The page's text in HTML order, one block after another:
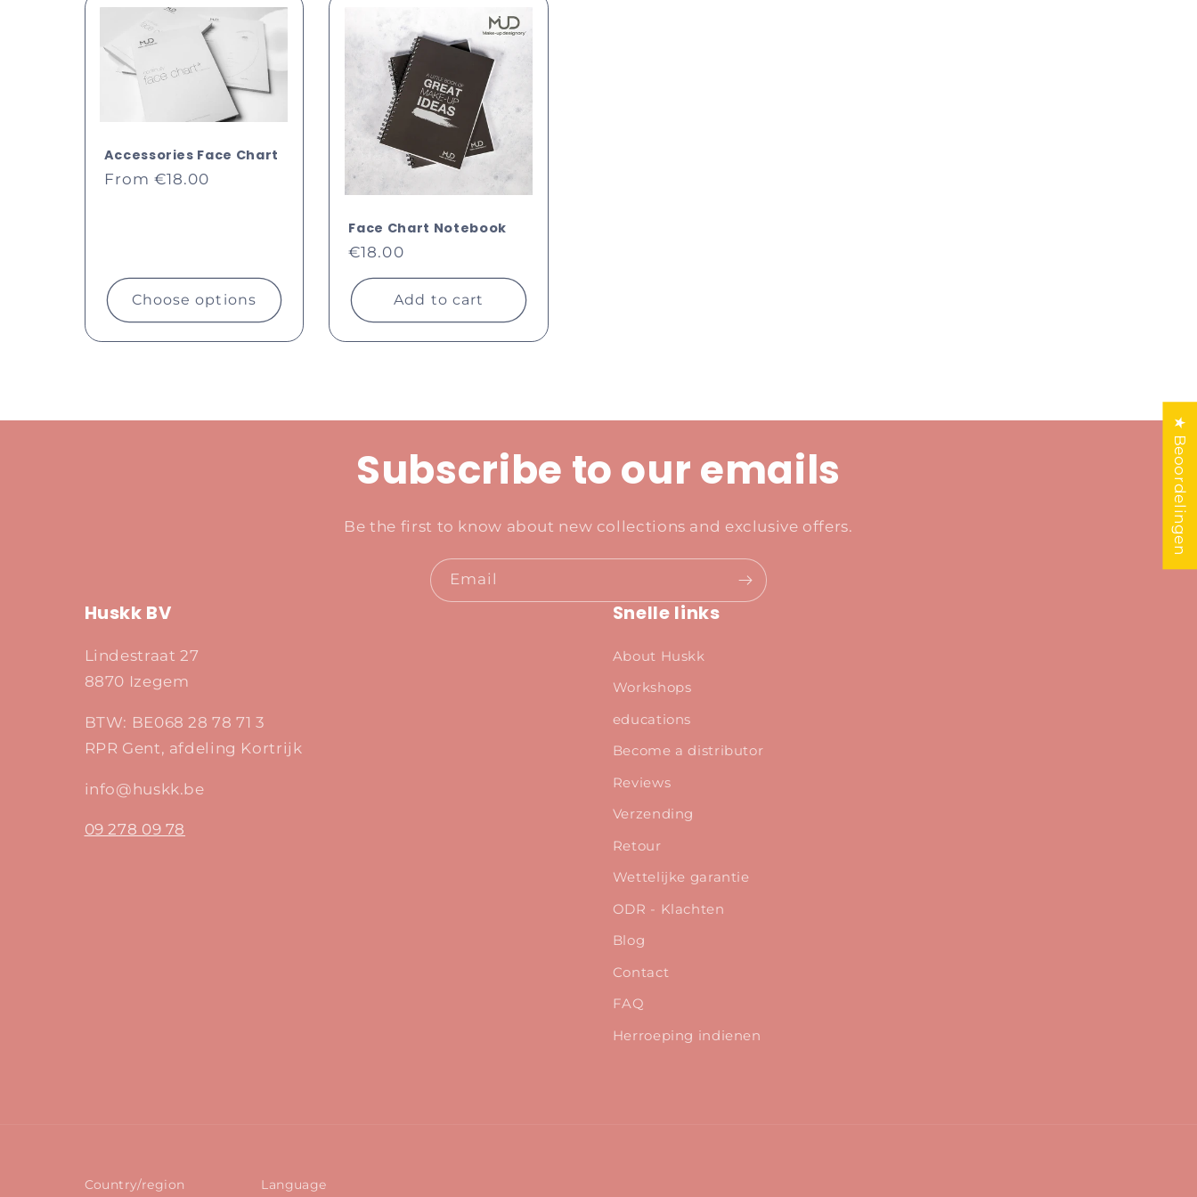
c
o
n
Accessories Face Chart
Regular
From €18.00
Choose options
Face Chart Notebook
Regular
€18.00
Add to cart
Subscribe to our emails
Be the first to know about new collections and exclusive offers.
Email
Huskk BV
Lindestraat 27
8870 Izegem
BTW: BE068 28 78 71 3
RPR Gent, afdeling Kortrijk
info@huskk.be
09 278 09 78
Snelle links
About Huskk
Workshops
educations
Become a distributor
Reviews
Verzending
Retour
Wettelijke garantie
ODR - Klachten
Blog
Contact
FAQ
Herroeping indienen
Country/region Language
★ Beoordelingen